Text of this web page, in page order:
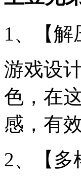
1、【解
游戏设
色，在
感，有
2、【多